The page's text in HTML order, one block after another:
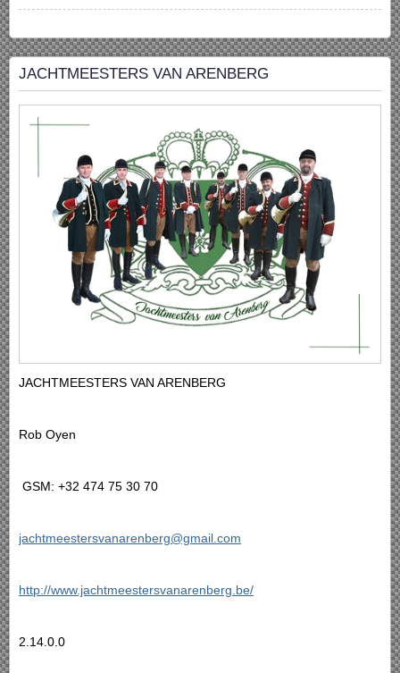
JACHTMEESTERS VAN ARENBERG
JACHTMEESTERS VAN ARENBERG
Rob Oyen
GSM: +32 474 75 30 70
jachtmeestersvanarenberg@gmail.com
http://www.jachtmeestersvanarenberg.be/
2.14.0.0